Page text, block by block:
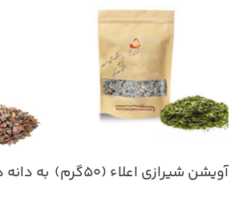
آویشن شیرازی اعلاء (۵۰گرم) به دانه